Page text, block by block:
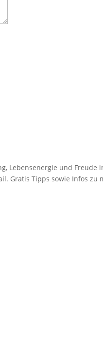
und Freude
Gratis Tipps sowie Infos